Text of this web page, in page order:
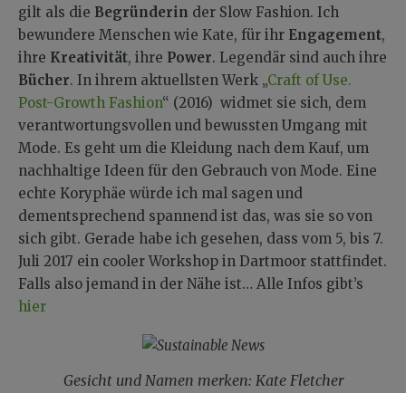
gilt als die Begründerin der Slow Fashion. Ich
bewundere Menschen wie Kate, für ihr Engagement,
ihre Kreativität, ihre Power. Legendär sind auch ihre
Bücher. In ihrem aktuellsten Werk „Craft of Use.
Post-Growth Fashion“ (2016) widmet sie sich, dem
verantwortungsvollen und bewussten Umgang mit
Mode. Es geht um die Kleidung nach dem Kauf, um
nachhaltige Ideen für den Gebrauch von Mode. Eine
echte Koryphäe würde ich mal sagen und
dementsprechend spannend ist das, was sie so von
sich gibt. Gerade habe ich gesehen, dass vom 5, bis 7.
Juli 2017 ein cooler Workshop in Dartmoor stattfindet.
Falls also jemand in der Nähe ist… Alle Infos gibt’s
hier
Gesicht und Namen merken: Kate Fletcher